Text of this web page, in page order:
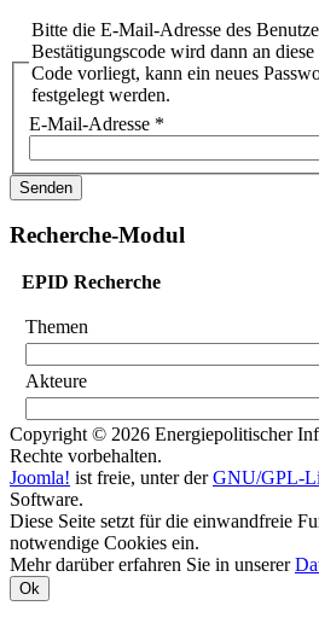
Bitte die E-Mail-Adresse des
Bestätigungscode wird dann an
Code vorliegt, kann ein neues
festgelegt werden.
E-Mail-Adresse *
Senden
Recherche-Modul
EPID Recherche
Themen
Akteure
Copyright © 2026 Energiepolitischer
Rechte vorbehalten.
Joomla! ist freie, unter derGNU/GPL-
Software.
Diese Seite setzt für die einwandfreie
notwendige Cookies ein.
Mehr darüber erfahren Sie in unserer
Ok